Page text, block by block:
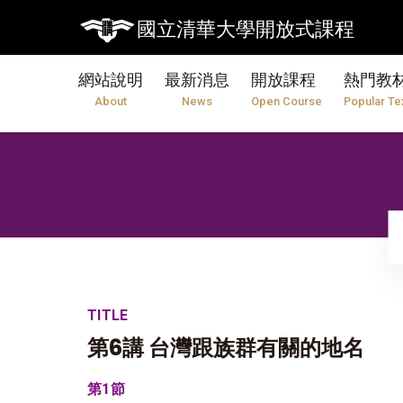
國立清華大學開放式課程
網站說明
About
最新消息
News
開放課程
Open Course
熱門教
Popular
TITLE
第6講 台灣跟族群有關的地名
第1節